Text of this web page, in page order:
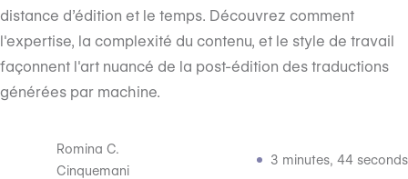
distance d’édition et le temps. Découvrez comment
l'expertise, la complexité du contenu, et le style de travail
façonnent l'art nuancé de la post-édition des traductions
générées par machine.
Romina C.
Cinquemani
3 minutes, 44 seconds